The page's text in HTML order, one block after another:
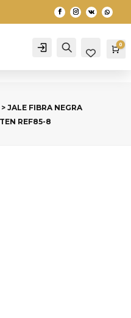
Account Search 0
JALE FIBRA NEGRA
REF85-8